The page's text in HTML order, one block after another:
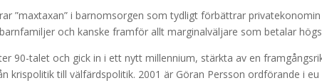
”maxtaxan” i barnomsorgen som tydligt förbättrar
och kanske framför allt marginalväljare som betalar
90-talet och gick in i ett nytt millennium, stärkta av en
krispolitik till välfärdspolitik. 2001 är Göran Persson ordförande i